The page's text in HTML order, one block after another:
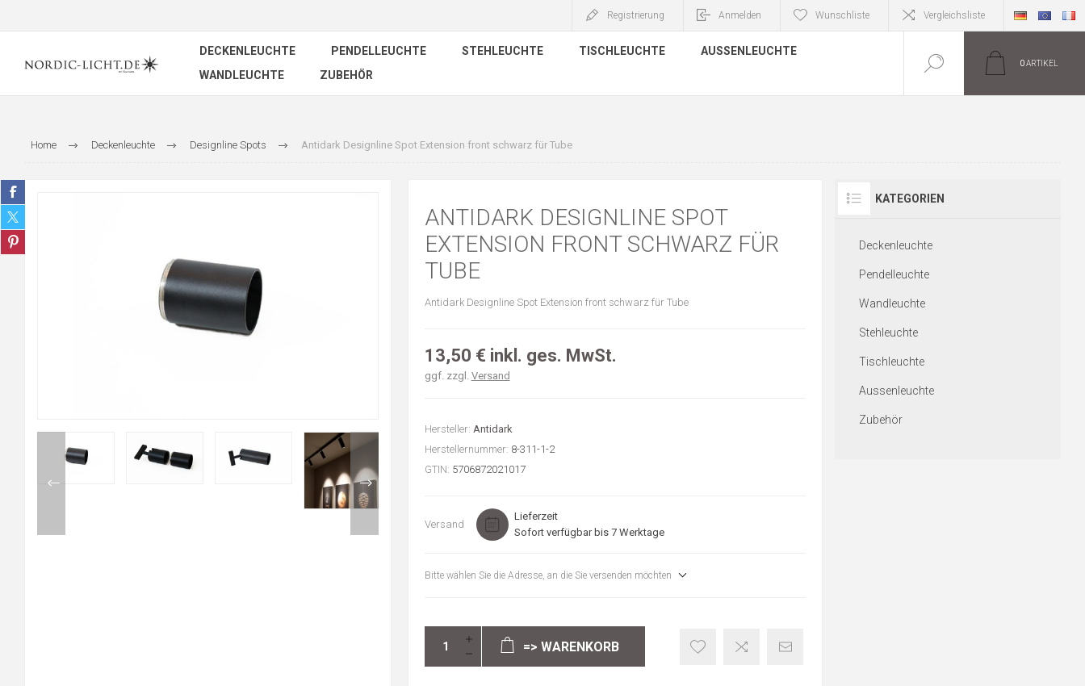
Registrierung Anmelden Wunschliste Vergleichsliste
DECKENLEUCHTE PENDELLEUCHTE STEHLEUCHTE TISCHLEUCHTE
AUSSENLEUCHTE
WANDLEUCHTE
ZUBEHÖR
0ARTIKEL
Home Deckenleuchte Designline Spots Antidark Designline Spot Extension front schwarz für Tube
ANTIDARK DESIGNLINE SPOT
EXTENSION FRONT SCHWARZ FÜR
TUBE
Antidark Designline Spot Extension front schwarz für Tube
13,50 € inkl. ges. MwSt.
ggf. zzgl. Versand
Hersteller: Antidark
Herstellernummer: 8-311-1-2
GTIN: 5706872021017
Versand
Lieferzeit
Sofort verfügbar bis 7 Werktage
Bitte wählen Sie die Adresse, an die Sie versenden möchten
=> WARENKORB
KATEGORIEN
Deckenleuchte
Pendelleuchte
Wandleuchte
Stehleuchte
Tischleuchte
Aussenleuchte
Zubehör